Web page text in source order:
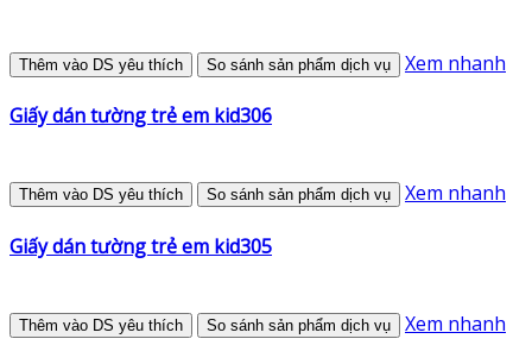
Thêm vào DS yêu thích So sánh sản phẩm dịch vụ Xem nhanh
Giấy dán tường trẻ em kid306
Thêm vào DS yêu thích So sánh sản phẩm dịch vụ Xem nhanh
Giấy dán tường trẻ em kid305
Thêm vào DS yêu thích So sánh sản phẩm dịch vụ Xem nhanh